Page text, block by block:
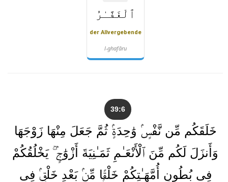
ٱلْغَفَّـٰرُ
der Allvergebende
l-ghafāru
39:6
خَلَقَكُم مِّن نَّفْسٍۢ وَٰحِدَةٍۢ ثُمَّ جَعَلَ مِنْهَا زَوْجَهَا
وَأَنزَلَ لَكُم مِّنَ ٱلْأَنْعَـٰمِ ثَمَـٰنِيَةَ أَزْوَٰجٍۢ ۚ يَخْلُقُكُمْ
فِى بُطُونِ أُمَّهَـٰتِكُمْ خَلْقًۭا مِّنۢ بَعْدِ خَلْقٍۢ فِى